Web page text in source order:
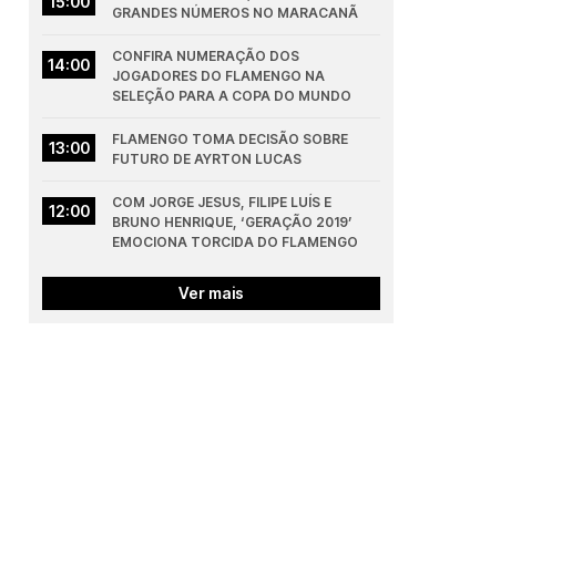
GRANDES NÚMEROS NO MARACANÃ
14:00
CONFIRA NUMERAÇÃO DOS
JOGADORES DO FLAMENGO NA
SELEÇÃO PARA A COPA DO MUNDO
13:00
FLAMENGO TOMA DECISÃO SOBRE
FUTURO DE AYRTON LUCAS
12:00
COM JORGE JESUS, FILIPE LUÍS E
BRUNO HENRIQUE, ‘GERAÇÃO 2019’
EMOCIONA TORCIDA DO FLAMENGO
Ver mais